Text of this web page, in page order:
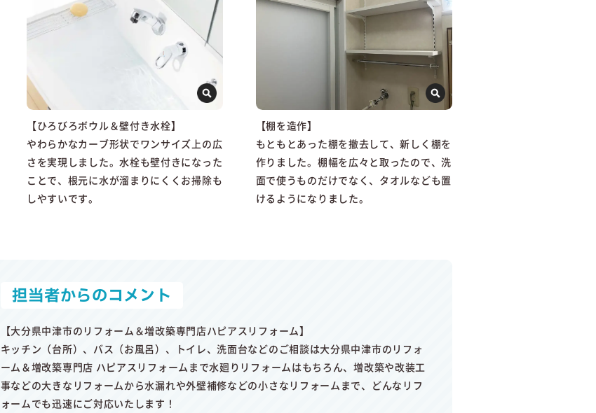
【ひろびろボウル＆壁付き水栓】
やわらかなカーブ形状でワンサイズ上の広
さを実現しました。水栓も壁付きになった
ことで、根元に水が溜まりにくくお掃除も
しやすいです。
【棚を造作】
もともとあった棚を撤去して、新しく棚を
作りました。棚幅を広々と取ったので、洗
面で使うものだけでなく、タオルなども置
けるようになりました。
担当者からのコメント
【大分県中津市のリフォーム＆増改築専門店ハピアスリフォーム】
キッチン（台所）、バス（お風呂）、トイレ、洗面台などのご相談は大分県中津市のリフォ
ーム＆増改築専門店 ハピアスリフォームまで水廻りリフォームはもちろん、増改築や改装工
事などの大きなリフォームから水漏れや外壁補修などの小さなリフォームまで、どんなリフ
ォームでも迅速にご対応いたします！